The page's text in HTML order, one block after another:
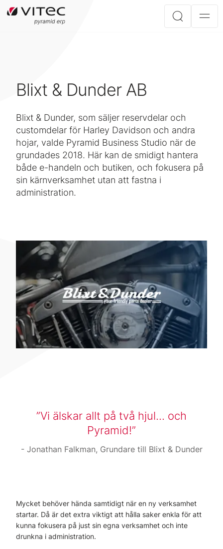
Blixt & Dunder AB
Blixt & Dunder, som säljer reservdelar och
customdelar för Harley Davidson och andra
hojar, valde Pyramid Business Studio när de
grundades 2018. Här kan de smidigt hantera
både e-handeln och butiken, och fokusera på
sin kärnverksamhet utan att fastna i
administration.
Vi älskar allt på två hjul... och
Pyramid!
Jonathan Falkman, Grundare till Blixt & Dunder
Mycket behöver hända samtidigt när en ny verksamhet
startar. Då är det extra viktigt att hålla saker enkla för att
kunna fokusera på just sin egna verksamhet och inte
drunkna i administration.